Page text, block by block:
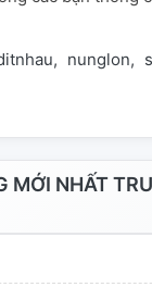
nunglon
MỚI NHẤT